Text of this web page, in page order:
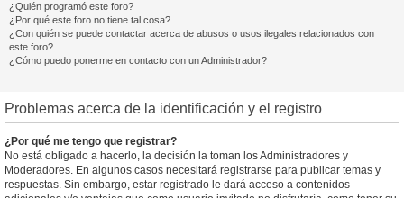
¿Quién programó este foro?
¿Por qué este foro no tiene tal cosa?
¿Con quién se puede contactar acerca de abusos o usos ilegales relacionados con
este foro?
¿Cómo puedo ponerme en contacto con un Administrador?
Problemas acerca de la identificación y el registro
¿Por qué me tengo que registrar?
No está obligado a hacerlo, la decisión la toman los Administradores y
Moderadores. En algunos casos necesitará registrarse para publicar temas y
respuestas. Sin embargo, estar registrado le dará acceso a contenidos